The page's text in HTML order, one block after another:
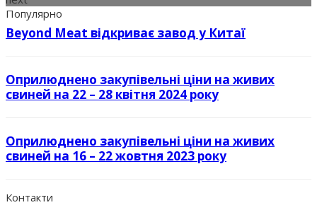
Популярно
Beyond Meat відкриває завод у Китаї
Оприлюднено закупівельні ціни на живих
свиней на 22 – 28 квітня 2024 року
Оприлюднено закупівельні ціни на живих
свиней на 16 – 22 жовтня 2023 року
Контакти